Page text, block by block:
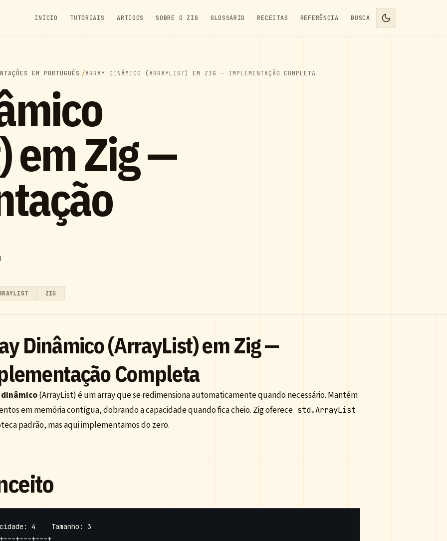
INÍCIO TUTORIAIS ARTIGOS SOBRE O ZIG GLOSSÁRIO RECEITAS REFERÊNCIA BUSCA
EM PORTUGUÊS ARRAY DINÂMICO (ARRAYLIST) EM ZIG — IMPLEMENTAÇÃO COMPLETA
em Zig —
ZIG
Dinâmico (ArrayList) em Zig —
Completa
(ArrayList) é um array que se redimensiona automaticamente quando necessário. Mantém
em memória contígua, dobrando a capacidade quando fica cheio. Zig oferece std.ArrayList
padrão, mas aqui implementamos do zero.